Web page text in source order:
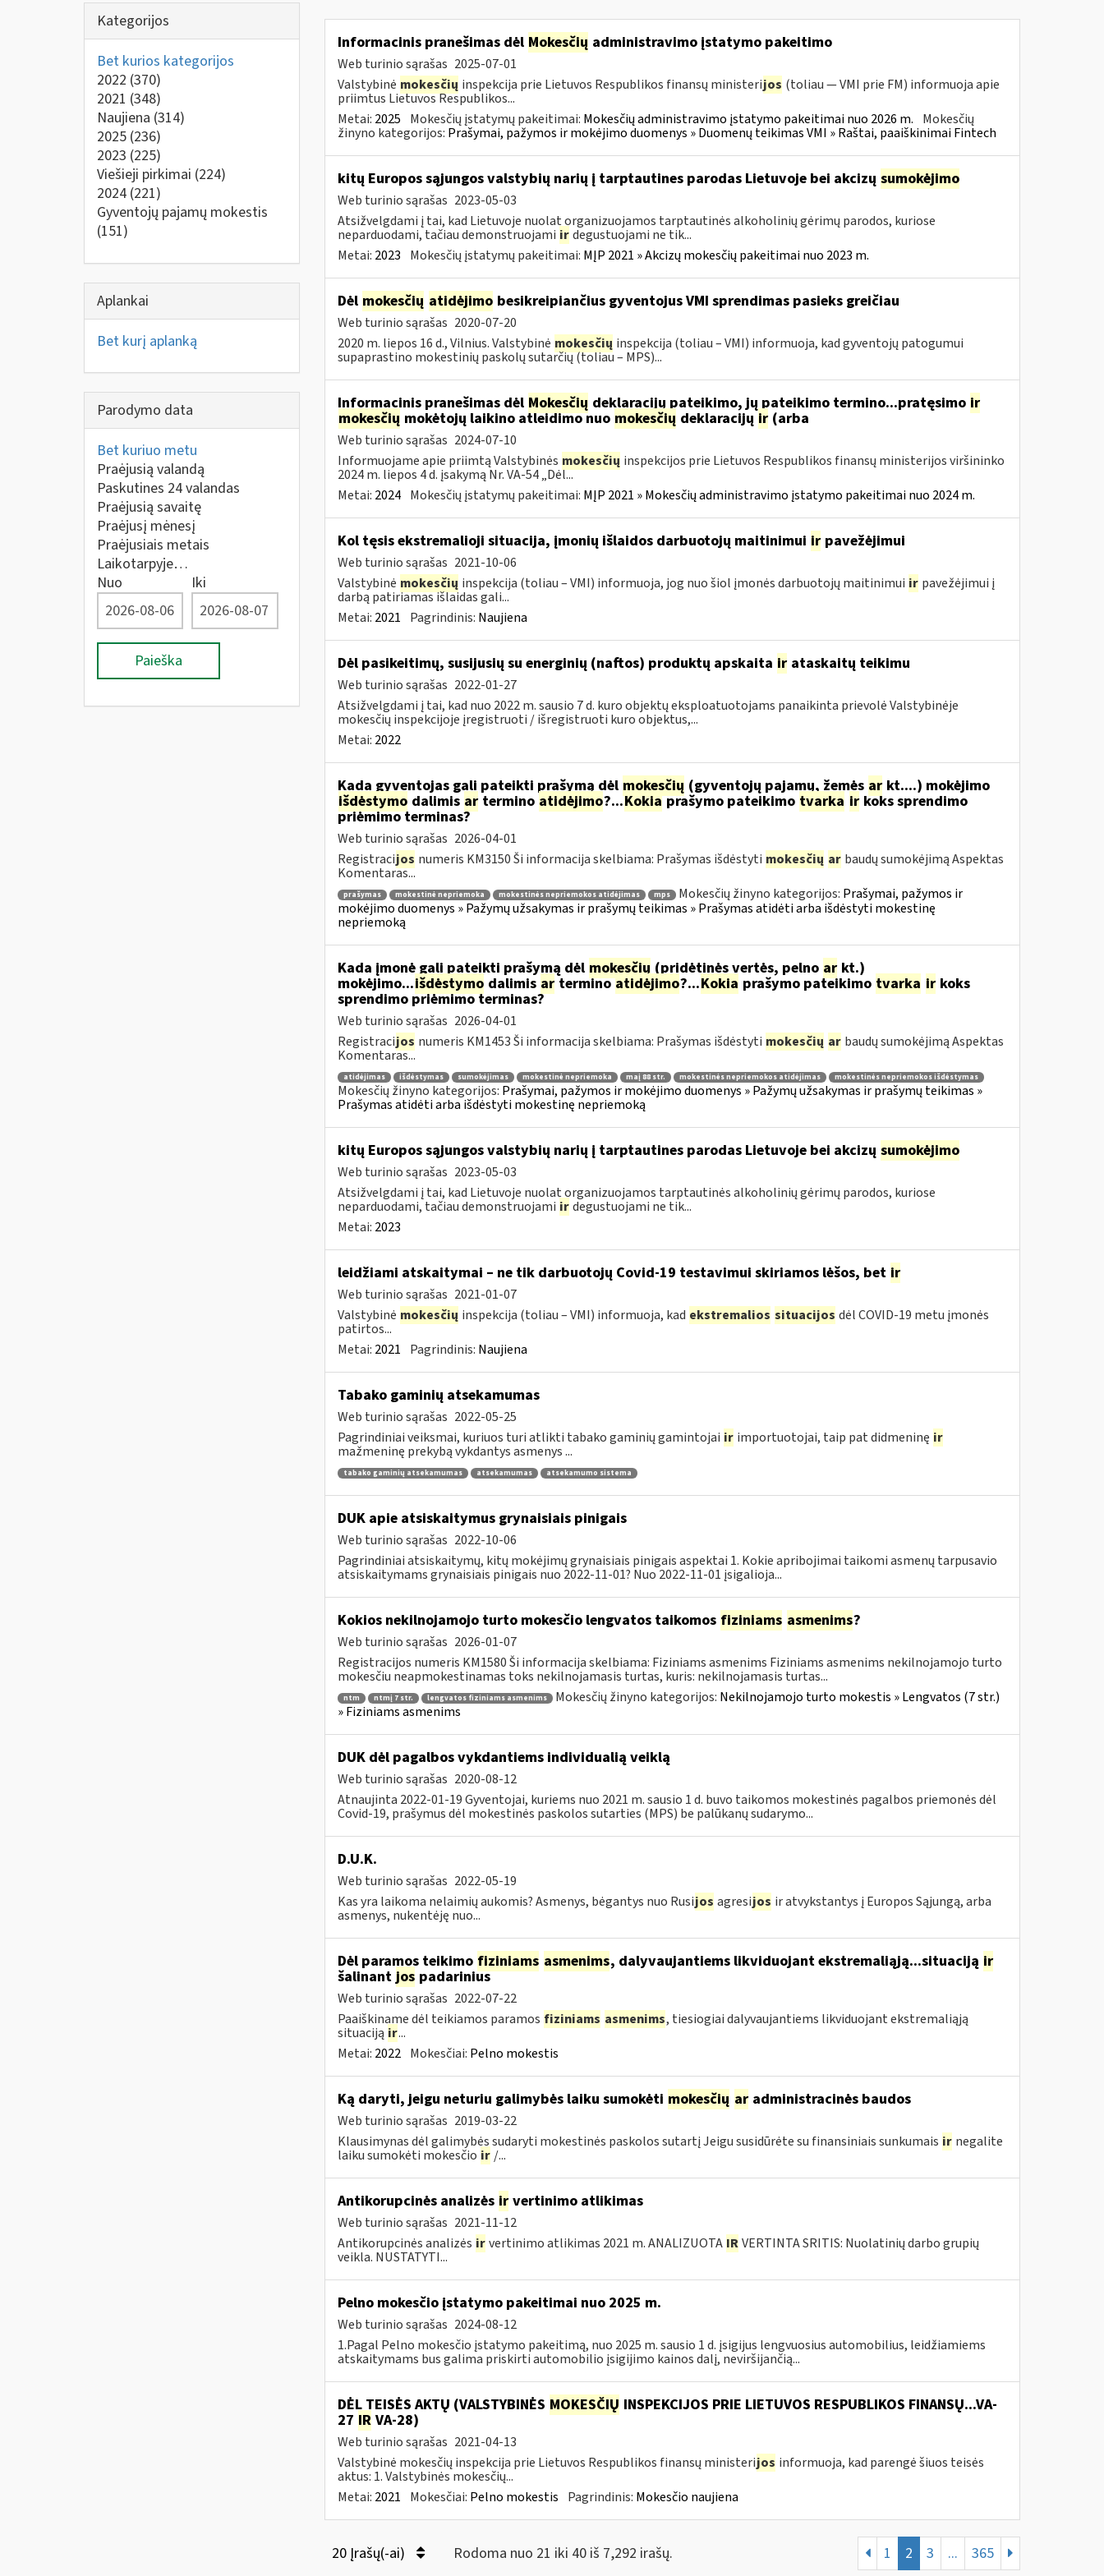
Kategorijos
Bet kurios kategorijos
2022 (370)
2021 (348)
Naujiena (314)
2025 (236)
2023 (225)
Viešieji pirkimai (224)
2024 (221)
Gyventojų pajamų mokestis
(151)
Aplankai
Bet kurį aplanką
Parodymo data
Bet kuriuo metu
Praėjusią valandą
Paskutines 24 valandas
Praėjusią savaitę
Praėjusį mėnesį
Praėjusiais metais
Laikotarpyje…
Nuo
Iki
Paieška
Informacinis pranešimas dėl Mokesčių administravimo įstatymo pakeitimo
Web turinio sąrašas 2025-07-01
Valstybinė mokesčių inspekcija prie Lietuvos Respublikos finansų ministerijos (toliau — VMI prie FM) informuoja apie
priimtus Lietuvos Respublikos...
Metai: 2025 Mokesčių įstatymų pakeitimai: Mokesčių administravimo įstatymo pakeitimai nuo 2026 m. Mokesčių
žinyno kategorijos: Prašymai, pažymos ir mokėjimo duomenys » Duomenų teikimas VMI » Raštai, paaiškinimai Fintech
kitų Europos sąjungos valstybių narių į tarptautines parodas Lietuvoje bei akcizų sumokėjimo
Web turinio sąrašas 2023-05-03
Atsižvelgdami į tai, kad Lietuvoje nuolat organizuojamos tarptautinės alkoholinių gėrimų parodos, kuriose
neparduodami, tačiau demonstruojami ir degustuojami ne tik...
Metai: 2023 Mokesčių įstatymų pakeitimai: MĮP 2021 » Akcizų mokesčių pakeitimai nuo 2023 m.
Dėl mokesčių atidėjimo besikreipiančius gyventojus VMI sprendimas pasieks greičiau
Web turinio sąrašas 2020-07-20
2020 m. liepos 16 d., Vilnius. Valstybinė mokesčių inspekcija (toliau – VMI) informuoja, kad gyventojų patogumui
supaprastino mokestinių paskolų sutarčių (toliau – MPS)...
Informacinis pranešimas dėl Mokesčių deklaracijų pateikimo, jų pateikimo termino...pratęsimo ir
mokesčių mokėtojų laikino atleidimo nuo mokesčių deklaracijų ir(arba
Web turinio sąrašas 2024-07-10
Informuojame apie priimtą Valstybinės mokesčių inspekcijos prie Lietuvos Respublikos finansų ministerijos viršininko
2024 m. liepos 4 d. įsakymą Nr. VA-54 „Dėl...
Metai: 2024 Mokesčių įstatymų pakeitimai: MĮP 2021 » Mokesčių administravimo įstatymo pakeitimai nuo 2024 m.
Kol tęsis ekstremalioji situacija, įmonių išlaidos darbuotojų maitinimui irpavežėjimui
Web turinio sąrašas 2021-10-06
Valstybinė mokesčių inspekcija (toliau – VMI) informuoja, jog nuo šiol įmonės darbuotojų maitinimui ir pavežėjimui į
darbą patiriamas išlaidas gali...
Metai: 2021 Pagrindinis: Naujiena
Dėl pasikeitimų, susijusių su energinių (naftos) produktų apskaita irataskaitų teikimu
Web turinio sąrašas 2022-01-27
Atsižvelgdami į tai, kad nuo 2022 m. sausio 7 d. kuro objektų eksploatuotojams panaikinta prievolė Valstybinėje
mokesčių inspekcijoje įregistruoti / išregistruoti kuro objektus,...
Metai: 2022
Kada gyventojas gali pateikti prašymą dėl mokesčių (gyventojų pajamų, žemės arkt....) mokėjimo
išdėstymo dalimis artermino atidėjimo?...Kokiaprašymo pateikimo tvarka irkoks sprendimo
priėmimo terminas?
Web turinio sąrašas 2026-04-01
Registracijos numeris KM3150 Ši informacija skelbiama: Prašymas išdėstyti mokesčių ar baudų sumokėjimą Aspektas
Komentaras...
prašymas mokestinė nepriemoka mokestinės nepriemokos atidėjimas mps Mokesčių žinyno kategorijos: Prašymai, pažymos ir
mokėjimo duomenys » Pažymų užsakymas ir prašymų teikimas » Prašymas atidėti arba išdėstyti mokestinę
nepriemoką
Kada įmonė gali pateikti prašymą dėl mokesčių(pridėtinės vertės, pelno arkt.)
mokėjimo...išdėstymo dalimis arterminoatidėjimo?...Kokia prašymo pateikimo tvarka irkoks
sprendimo priėmimo terminas?
Web turinio sąrašas 2026-04-01
Registracijos numeris KM1453 Ši informacija skelbiama: Prašymas išdėstyti mokesčių ar baudų sumokėjimą Aspektas
Komentaras...
atidėjimas išdėstymas sumokėjimas mokestinė nepriemoka maį 88 str. mokestinės nepriemokos atidėjimas mokestinės nepriemokos išdėstymas
Mokesčių žinyno kategorijos: Prašymai, pažymos ir mokėjimo duomenys » Pažymų užsakymas ir prašymų teikimas »
Prašymas atidėti arba išdėstyti mokestinę nepriemoką
kitų Europos sąjungos valstybių narių į tarptautines parodas Lietuvoje bei akcizų sumokėjimo
Web turinio sąrašas 2023-05-03
Atsižvelgdami į tai, kad Lietuvoje nuolat organizuojamos tarptautinės alkoholinių gėrimų parodos, kuriose
neparduodami, tačiau demonstruojami ir degustuojami ne tik...
Metai: 2023
leidžiami atskaitymai – ne tik darbuotojų Covid-19 testavimui skiriamos lėšos, bet ir
Web turinio sąrašas 2021-01-07
Valstybinė mokesčių inspekcija (toliau – VMI) informuoja, kad ekstremalios situacijos dėl COVID-19 metu įmonės
patirtos...
Metai: 2021 Pagrindinis: Naujiena
Tabako gaminių atsekamumas
Web turinio sąrašas 2022-05-25
Pagrindiniai veiksmai, kuriuos turi atlikti tabako gaminių gamintojai ir importuotojai, taip pat didmeninę ir
mažmeninę prekybą vykdantys asmenys ...
tabako gaminių atsekamumas atsekamumas atsekamumo sistema
DUK apie atsiskaitymus grynaisiais pinigais
Web turinio sąrašas 2022-10-06
Pagrindiniai atsiskaitymų, kitų mokėjimų grynaisiais pinigais aspektai 1. Kokie apribojimai taikomi asmenų tarpusavio
atsiskaitymams grynaisiais pinigais nuo 2022-11-01? Nuo 2022-11-01 įsigalioja...
Kokios nekilnojamojo turto mokesčio lengvatos taikomos fiziniams asmenims?
Web turinio sąrašas 2026-01-07
Registracijos numeris KM1580 Ši informacija skelbiama: Fiziniams asmenims Fiziniams asmenims nekilnojamojo turto
mokesčiu neapmokestinamas toks nekilnojamasis turtas, kuris: nekilnojamasis turtas...
ntm ntmį 7 str. lengvatos fiziniams asmenims Mokesčių žinyno kategorijos: Nekilnojamojo turto mokestis » Lengvatos (7 str.)
» Fiziniams asmenims
DUK dėl pagalbos vykdantiems individualią veiklą
Web turinio sąrašas 2020-08-12
Atnaujinta 2022-01-19 Gyventojai, kuriems nuo 2021 m. sausio 1 d. buvo taikomos mokestinės pagalbos priemonės dėl
Covid-19, prašymus dėl mokestinės paskolos sutarties (MPS) be palūkanų sudarymo...
D.U.K.
Web turinio sąrašas 2022-05-19
Kas yra laikoma nelaimių aukomis? Asmenys, bėgantys nuo Rusijos agresijos ir atvykstantys į Europos Sąjungą, arba
asmenys, nukentėję nuo...
Dėl paramos teikimo fiziniams asmenims, dalyvaujantiems likviduojant ekstremaliąją...situaciją ir
šalinantjos padarinius
Web turinio sąrašas 2022-07-22
Paaiškiname dėl teikiamos paramos fiziniams asmenims, tiesiogiai dalyvaujantiems likviduojant ekstremaliąją
situaciją ir...
Metai: 2022 Mokesčiai: Pelno mokestis
Ką daryti, jeigu neturiu galimybės laiku sumokėti mokesčių aradministracinės baudos
Web turinio sąrašas 2019-03-22
Klausimynas dėl galimybės sudaryti mokestinės paskolos sutartį Jeigu susidūrėte su finansiniais sunkumais ir negalite
laiku sumokėti mokesčio ir /...
Antikorupcinės analizės irvertinimo atlikimas
Web turinio sąrašas 2021-11-12
Antikorupcinės analizės ir vertinimo atlikimas 2021 m. ANALIZUOTA IR VERTINTA SRITIS: Nuolatinių darbo grupių
veikla. NUSTATYTI...
Pelno mokesčio įstatymo pakeitimai nuo 2025 m.
Web turinio sąrašas 2024-08-12
1.Pagal Pelno mokesčio įstatymo pakeitimą, nuo 2025 m. sausio 1 d. įsigijus lengvuosius automobilius, leidžiamiems
atskaitymams bus galima priskirti automobilio įsigijimo kainos dalį, neviršijančią...
DĖL TEISĖS AKTŲ (VALSTYBINĖS MOKESČIŲ INSPEKCIJOS PRIE LIETUVOS RESPUBLIKOS FINANSŲ...VA-
27 IR VA-28)
Web turinio sąrašas 2021-04-13
Valstybinė mokesčių inspekcija prie Lietuvos Respublikos finansų ministerijos informuoja, kad parengė šiuos teisės
aktus: 1. Valstybinės mokesčių...
Metai: 2021 Mokesčiai: Pelno mokestis Pagrindinis: Mokesčio naujiena
20 Įrašų(-ai) Rodoma nuo 21 iki 40 iš 7,292 irašų. 1 2 3 ... 365